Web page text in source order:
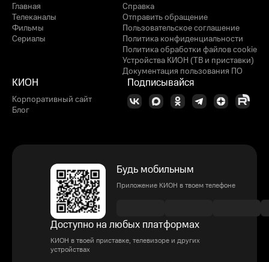
Главная
Телеканалы
Фильмы
Сериалы
Справка
Отправить обращение
Пользовательское соглашение
Политика конфиденциальности
Политика обработки файлов cookie
Устройства КИОН (ТВ и приставки)
Документация пользования ПО
КИОН
Корпоративный сайт
Блог
Подписывайся
Будь мобильным
Приложение КИОН в твоем телефоне
Доступно на любых платформах
КИОН в твоей приставке, телевизоре и других
устройствах